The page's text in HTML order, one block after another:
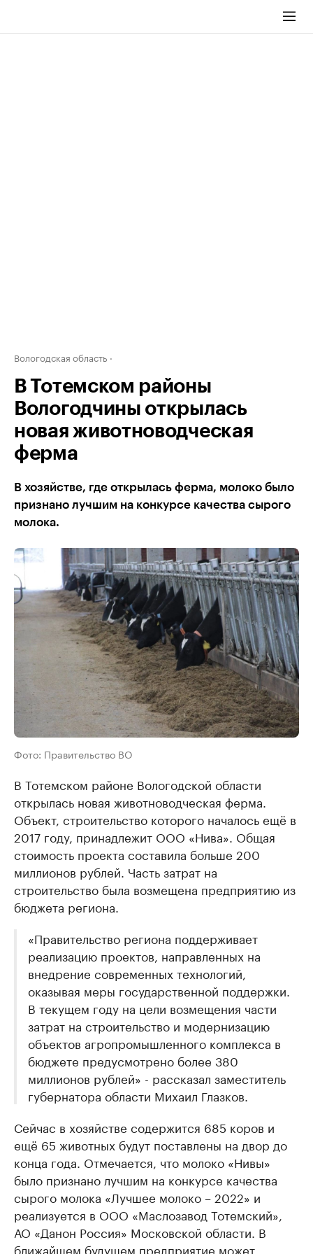
Вологодская область
В Тотемском районы
Вологодчины открылась
новая животноводческая
ферма
В хозяйстве, где открылась ферма, молоко было
признано лучшим на конкурсе качества сырого
молока.
Фото: Правительство ВО
В Тотемском районе Вологодской области
открылась новая животноводческая ферма.
Объект, строительство которого началось ещё в
2017 году, принадлежит ООО «Нива». Общая
стоимость проекта составила больше 200
миллионов рублей. Часть затрат на
строительство была возмещена предприятию из
бюджета региона.
«Правительство региона поддерживает
реализацию проектов, направленных на
внедрение современных технологий,
оказывая меры государственной поддержки.
В текущем году на цели возмещения части
затрат на строительство и модернизацию
объектов агропромышленного комплекса в
бюджете предусмотрено более 380
миллионов рублей» - рассказал заместитель
губернатора области Михаил Глазков.
Сейчас в хозяйстве содержится 685 коров и
ещё 65 животных будут поставлены на двор до
конца года. Отмечается, что молоко «Нивы»
было признано лучшим на конкурсе качества
сырого молока «Лучшее молоко – 2022» и
реализуется в ООО «Маслозавод Тотемский»,
АО «Данон Россия» Московской области. В
ближайшем будущем предприятие может